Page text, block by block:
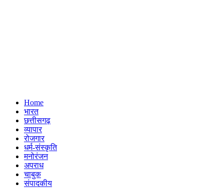
Home
भारत
छत्तीसगढ़
व्यापार
रोजगार
धर्म-संस्कृति
मनोरंजन
अपराध
चाबुक
संपादकीय